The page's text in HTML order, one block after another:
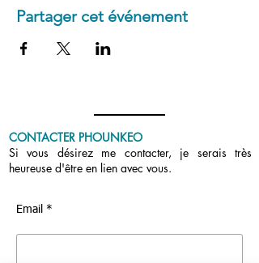
Partager cet événement
CONTACTER PHOUNKEO
Si vous désirez me contacter, je serais très
heureuse d'être en lien avec vous.
Email *